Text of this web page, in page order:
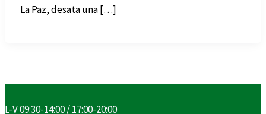
La Paz, desata una […]
L-V 09:30-14:00 / 17:00-20:00